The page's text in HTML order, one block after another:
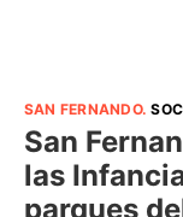
SAN FERNANDO.
San
las
parques